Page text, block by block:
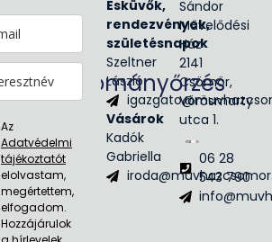
Sándor
Művelődési
Ház
2141
Csömör,
Vörösmarty
utca 1.
06 28
543 790
Esküvők,
rendezvények,
születésnapok
Szeltner
László
Vásárok
Kadók
Gabriella
egyesület
Hagyományőrzés
Néptánc
Az
Adatvédelmi
tájékoztatót
elolvastam,
megértettem,
elfogadom.
Hozzájárulok